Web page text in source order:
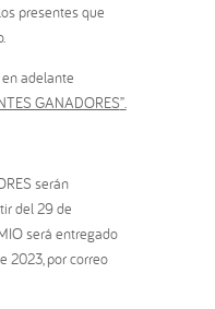
presentes que
adelante
GANADORES”.
serán
del 29 de
será entregado
2023, por correo